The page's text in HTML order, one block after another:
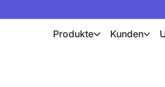
Produkte Kunden